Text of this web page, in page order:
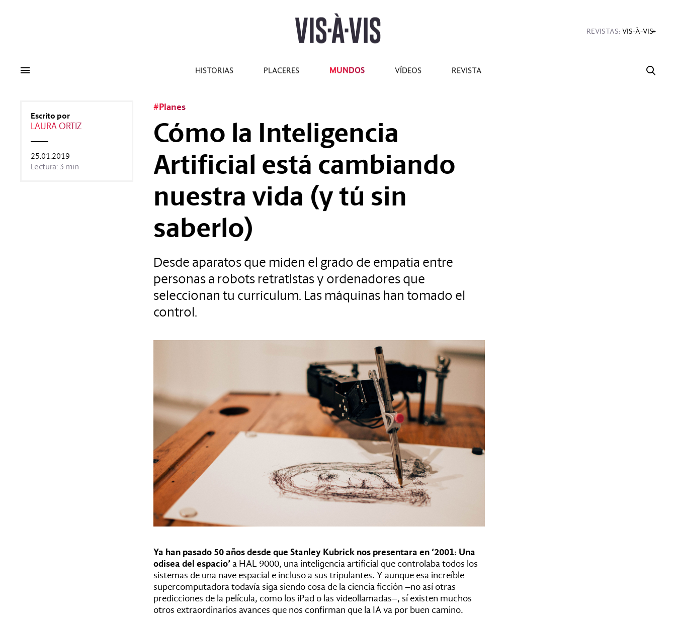
REVISTAS: VIS-À-VISMINE
HISTORIAS PLACERES MUNDOS VÍDEOS REVISTA
#Planes
Cómo la Inteligencia
Artificial está cambiando
nuestra vida (y tú sin
saberlo)
Desde aparatos que miden el grado de empatía entre
personas a robots retratistas y ordenadores que
seleccionan tu currículum. Las máquinas han tomado el
control.
Escrito por
LAURA ORTIZ
25.01.2019
Lectura: 3 min
Ya han pasado 50 años desde que Stanley Kubrick nos presentara en ‘2001: Una
odisea del espacio’a HAL 9000, una inteligencia artificial que controlaba todos los
sistemas de una nave espacial e incluso a sus tripulantes. Y aunque esa increíble
supercomputadora todavía siga siendo cosa de la ciencia ficción –no así otras
predicciones de la película, como los iPad o las videollamadas–, sí existen muchos
otros extraordinarios avances que nos confirman que la IA va por buen camino.
#Pantallas #Planes